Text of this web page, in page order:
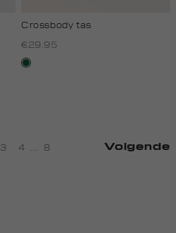
Crossbody tas
€29.95
donkergroen
3 4 ... 8 Volgende